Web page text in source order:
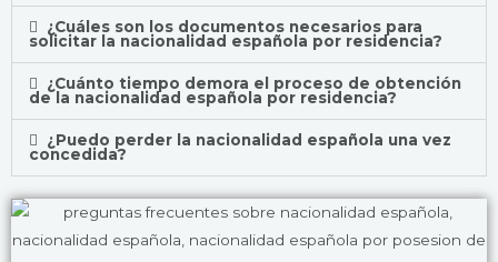
¿Cuáles son los documentos necesarios para
solicitar la nacionalidad española por residencia?
¿Cuánto tiempo demora el proceso de obtención
de la nacionalidad española por residencia?
¿Puedo perder la nacionalidad española una vez
concedida?